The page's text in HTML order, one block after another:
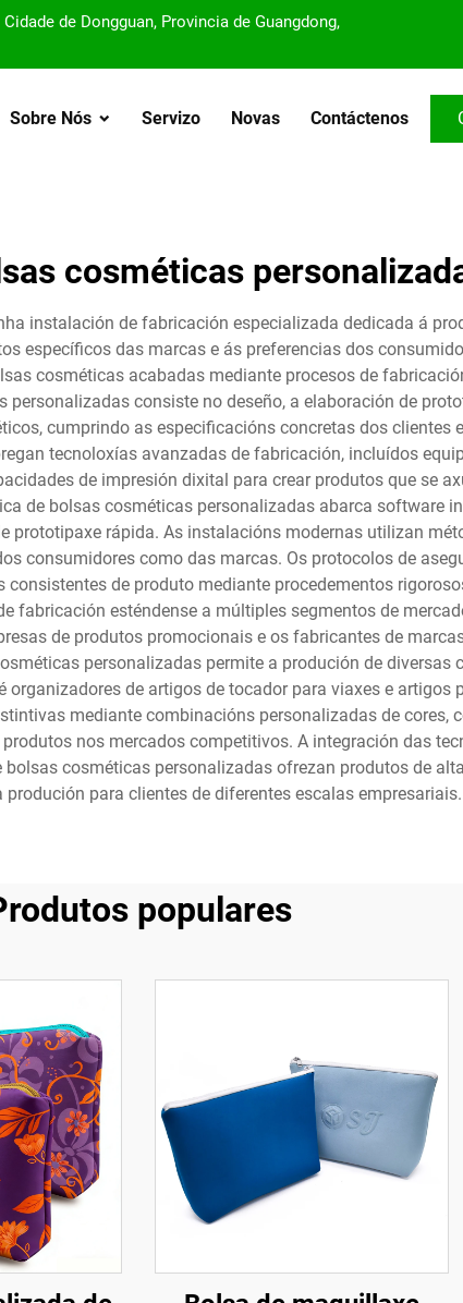
de Dongguan, Provincia de Guangdong,
Sobre Nós Servizo Novas Contáctenos
cosméticas
instalación de fabricación especializada dedicada á
específicos das marcas e ás preferencias dos
cosméticas acabadas mediante procesos de
consiste no deseño, a elaboración de
cumprindo as especificacións concretas dos clientes
tecnoloxías avanzadas de fabricación, incluídos
de impresión dixital para crear produtos que se
de bolsas cosméticas personalizadas abarca software
prototipaxe rápida. As instalacións modernas utilizan
consumidores como das marcas. Os protocolos de
de produto mediante procedementos
esténdense a múltiples segmentos de
de produtos promocionais e os fabricantes de
personalizadas permite a produción de diversas
de artigos de tocador para viaxes e
mediante combinacións personalizadas de cores,
nos mercados competitivos. A integración das
cosméticas personalizadas ofrezan produtos de
para clientes de diferentes escalas empresariais.
populares